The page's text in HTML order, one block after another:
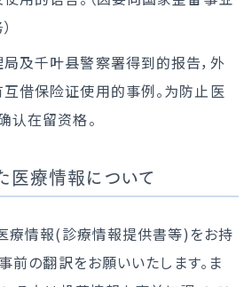
及千叶县警察署得到的报告，外
借保险证使用的事例。为防止医
认在留资格。
医療情報について
療情報(診療情報提供書等)をお持
前の翻訳をお願いいたします。ま